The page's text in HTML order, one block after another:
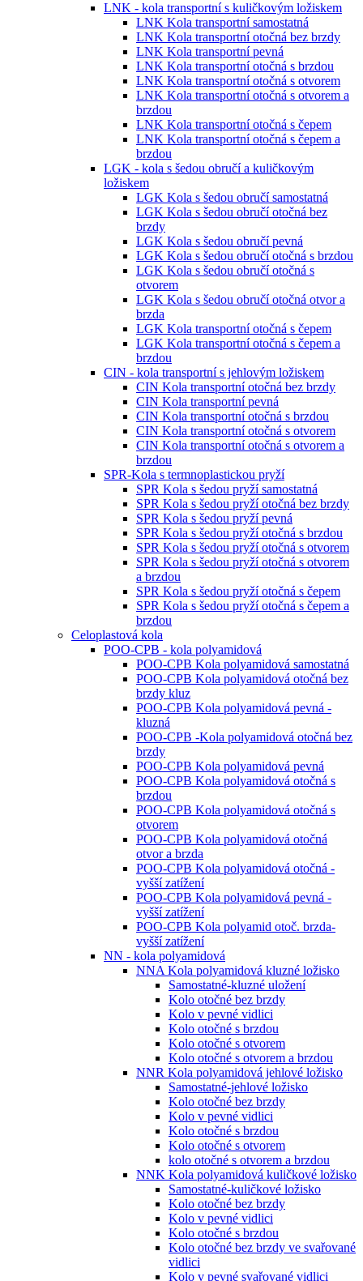
LNK - kola transportní s kuličkovým ložiskem
LNK Kola transportní samostatná
LNK Kola transportní otočná bez brzdy
LNK Kola transportní pevná
LNK Kola transportní otočná s brzdou
LNK Kola transportní otočná s otvorem
LNK Kola transportní otočná s otvorem a
brzdou
LNK Kola transportní otočná s čepem
LNK Kola transportní otočná s čepem a
brzdou
LGK - kola s šedou obručí a kuličkovým
ložiskem
LGK Kola s šedou obručí samostatná
LGK Kola s šedou obručí otočná bez
brzdy
LGK Kola s šedou obručí pevná
LGK Kola s šedou obručí otočná s brzdou
LGK Kola s šedou obručí otočná s
otvorem
LGK Kola s šedou obručí otočná otvor a
brzda
LGK Kola transportní otočná s čepem
LGK Kola transportní otočná s čepem a
brzdou
CIN - kola transportní s jehlovým ložiskem
CIN Kola transportní otočná bez brzdy
CIN Kola transportní pevná
CIN Kola transportní otočná s brzdou
CIN Kola transportní otočná s otvorem
CIN Kola transportní otočná s otvorem a
brzdou
SPR-Kola s termnoplastickou pryží
SPR Kola s šedou pryží samostatná
SPR Kola s šedou pryží otočná bez brzdy
SPR Kola s šedou pryží pevná
SPR Kola s šedou pryží otočná s brzdou
SPR Kola s šedou pryží otočná s otvorem
SPR Kola s šedou pryží otočná s otvorem
a brzdou
SPR Kola s šedou pryží otočná s čepem
SPR Kola s šedou pryží otočná s čepem a
brzdou
Celoplastová kola
POO-CPB - kola polyamidová
POO-CPB Kola polyamidová samostatná
POO-CPB Kola polyamidová otočná bez
brzdy kluz
POO-CPB Kola polyamidová pevná -
kluzná
POO-CPB -Kola polyamidová otočná bez
brzdy
POO-CPB Kola polyamidová pevná
POO-CPB Kola polyamidová otočná s
brzdou
POO-CPB Kola polyamidová otočná s
otvorem
POO-CPB Kola polyamidová otočná
otvor a brzda
POO-CPB Kola polyamidová otočná -
vyšší zatížení
POO-CPB Kola polyamidová pevná -
vyšší zatížení
POO-CPB Kola polyamid otoč. brzda-
vyšší zatížení
NN - kola polyamidová
NNA Kola polyamidová kluzné ložisko
Samostatné-kluzné uložení
Kolo otočné bez brzdy
Kolo v pevné vidlici
Kolo otočné s brzdou
Kolo otočné s otvorem
Kolo otočné s otvorem a brzdou
NNR Kola polyamidová jehlové ložisko
Samostatné-jehlové ložisko
Kolo otočné bez brzdy
Kolo v pevné vidlici
Kolo otočné s brzdou
Kolo otočné s otvorem
kolo otočné s otvorem a brzdou
NNK Kola polyamidová kuličkové ložisko
Samostatné-kuličkové ložisko
Kolo otočné bez brzdy
Kolo v pevné vidlici
Kolo otočné s brzdou
Kolo otočné bez brzdy ve svařované
vidlici
Kolo v pevné svařované vidlici